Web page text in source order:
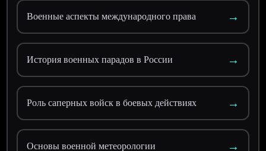
Военные аспекты международного права →
История военных парадов в России →
Роль саперных войск в боевых действиях →
Основы военной метеорологии →